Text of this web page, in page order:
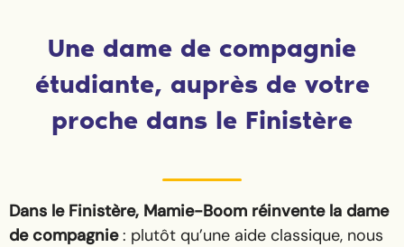
Une dame de compagnie
étudiante, auprès de votre
proche dans le Finistère
Dans le Finistère, Mamie-Boom réinvente la dame
de compagnie: plutôt qu’une aide classique, nous